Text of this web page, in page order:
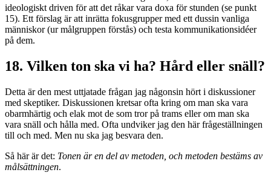
ideologiskt driven för att det råkar vara doxa för stunden (se punkt
15). Ett förslag är att inrätta fokusgrupper med ett dussin vanliga
människor (ur målgruppen förstås) och testa kommunikationsidéer
på dem.
18. Vilken ton ska vi ha? Hård eller snäll?
Detta är den mest uttjatade frågan jag någonsin hört i diskussioner
med skeptiker. Diskussionen kretsar ofta kring om man ska vara
obarmhärtig och elak mot de som tror på trams eller om man ska
vara snäll och hålla med. Ofta undviker jag den här frågeställningen
till och med. Men nu ska jag besvara den.
Så här är det: Tonen är en del av metoden, och metoden bestäms av
målsättningen.